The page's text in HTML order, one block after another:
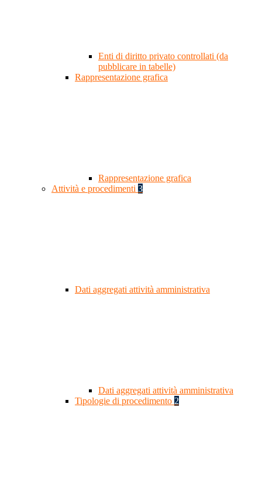
Enti di diritto privato controllati (da
pubblicare in tabelle)
Rappresentazione grafica
Rappresentazione grafica
Attività e procedimenti 3
Dati aggregati attività amministrativa
Dati aggregati attività amministrativa
Tipologie di procedimento 2